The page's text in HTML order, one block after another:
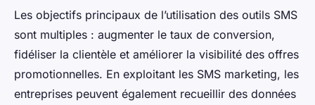
Les objectifs principaux de l’utilisation des outils SMS
sont multiples : augmenter le taux de conversion,
fidéliser la clientèle et améliorer la visibilité des offres
promotionnelles. En exploitant les SMS marketing, les
entreprises peuvent également recueillir des données